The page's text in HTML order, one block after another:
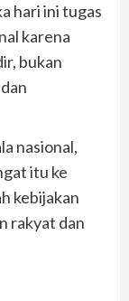
hari ini tugas
karena
bukan
nasional,
itu ke
kebijakan
rakyat dan